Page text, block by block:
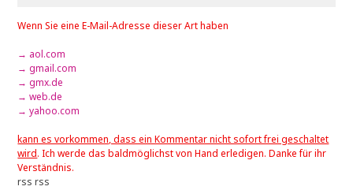
Wenn Sie eine E-Mail-Adresse dieser Art haben
→ aol.com
→ gmail.com
→ gmx.de
→ web.de
→ yahoo.com
kann es vorkommen, dass ein Kommentar nicht sofort frei geschaltet
wird. Ich werde das baldmöglichst von Hand erledigen. Danke für ihr
Verständnis.
rss rss